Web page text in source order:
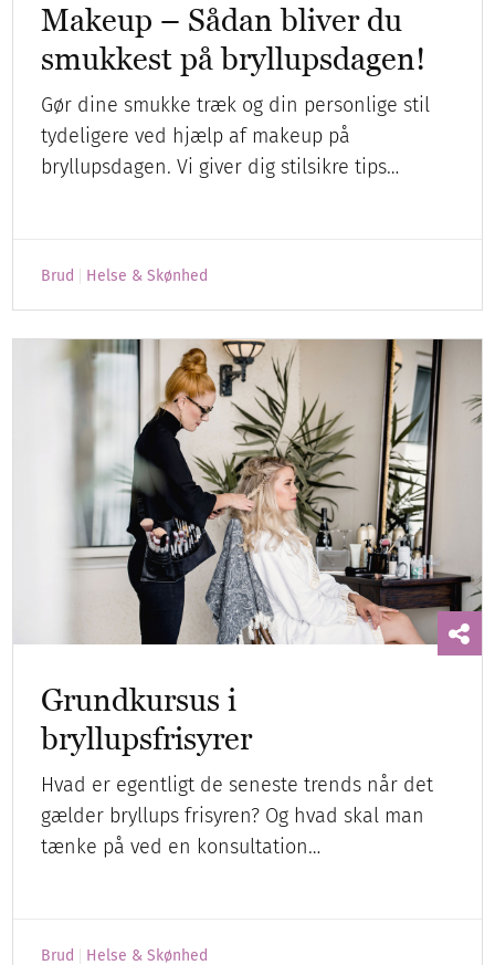
Makeup – Sådan bliver du
smukkest på bryllupsdagen!
Gør dine smukke træk og din personlige stil
tydeligere ved hjælp af makeup på
bryllupsdagen. Vi giver dig stilsikre tips…
Brud Helse & Skønhed
Grundkursus i
bryllupsfrisyrer
Hvad er egentligt de seneste trends når det
gælder bryllups frisyren? Og hvad skal man
tænke på ved en konsultation…
Brud Helse & Skønhed